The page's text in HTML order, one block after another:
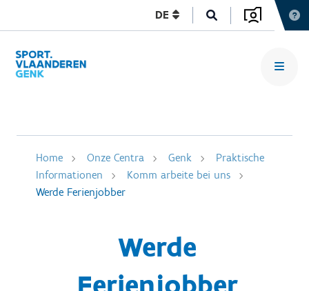
DE
Home Onze Centra Genk
Praktische
Informationen
Komm arbeite bei uns
Werde Ferienjobber
Werde